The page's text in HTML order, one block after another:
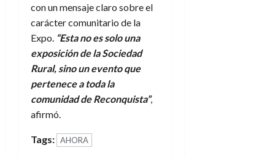
con un mensaje claro sobre el
carácter comunitario de la
Expo. “Esta no es solo una
exposición de la Sociedad
Rural, sino un evento que
pertenece a toda la
comunidad de Reconquista”,
afirmó.
Tags: AHORA